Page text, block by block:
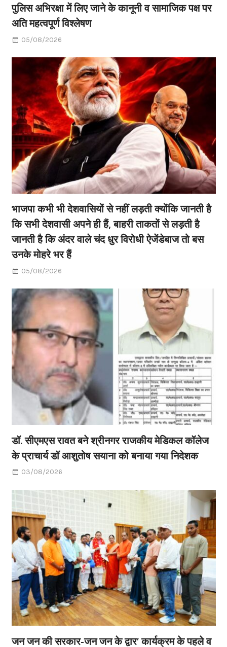
पुलिस अभिरक्षा में लिए जाने के कानूनी व सामाजिक पक्ष पर
अति महत्वपूर्ण विश्लेषण
05/08/2026
भाजपा कभी भी देशवासियों से नहीं लड़ती क्योंकि जानती है
कि सभी देशवासी अपने ही हैं, बाहरी ताकतों से लड़ती है
जानती है कि अंदर वाले चंद धुर विरोधी ऐजेंडेबाज तो बस
उनके मोहरे भर हैं
05/08/2026
डॉ. सीएमएस रावत बने श्रीनगर राजकीय मेडिकल कॉलेज
के प्राचार्य डॉ आशुतोष सयाना को बनाया गया निदेशक
03/08/2026
जन जन की सरकार-जन जन के द्वार’ कार्यक्रम के पहले व